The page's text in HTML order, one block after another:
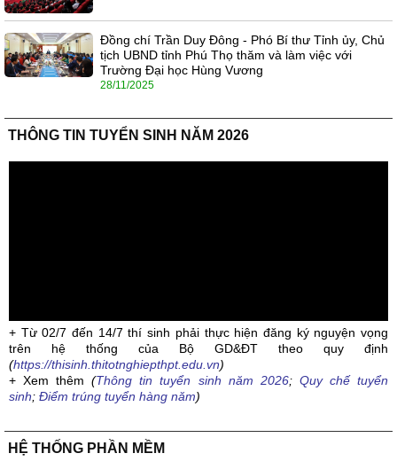
Đồng chí Trần Duy Đông - Phó Bí thư Tỉnh ủy, Chủ
tịch UBND tỉnh Phú Thọ thăm và làm việc với
Trường Đại học Hùng Vương
28/11/2025
THÔNG TIN TUYỂN SINH NĂM 2026
+ Từ 02/7 đến 14/7 thí sinh phải thực hiện đăng ký nguyện vọng
trên hệ thống của Bộ GD&ĐT theo quy định
(https://thisinh.thitotnghiepthpt.edu.vn)
+ Xem thêm(Thông tin tuyển sinh năm 2026; Quy chế tuyển
sinh; Điểm trúng tuyển hàng năm)
HỆ THỐNG PHẦN MỀM